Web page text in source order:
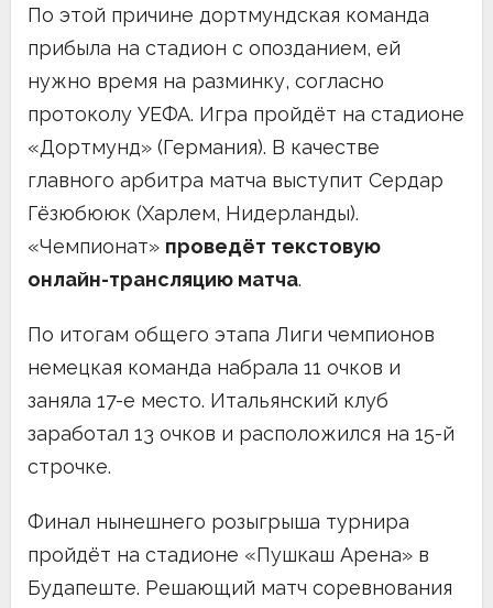
По этой причине дортмундская команда
прибыла на стадион с опозданием, ей
нужно время на разминку, согласно
протоколу УЕФА. Игра пройдёт на стадионе
«Дортмунд» (Германия). В качестве
главного арбитра матча выступит Сердар
Гёзюбююк (Харлем, Нидерланды).
«Чемпионат» проведёт текстовую
онлайн-трансляцию матча.
По итогам общего этапа Лиги чемпионов
немецкая команда набрала 11 очков и
заняла 17-е место. Итальянский клуб
заработал 13 очков и расположился на 15-й
строчке.
Финал нынешнего розыгрыша турнира
пройдёт на стадионе «Пушкаш Арена» в
Будапеште. Решающий матч соревнования